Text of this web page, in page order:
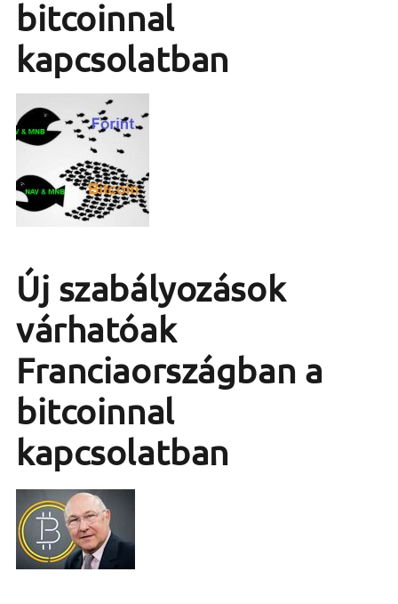
bitcoinnal
kapcsolatban
Új szabályozások
várhatóak
Franciaországban a
bitcoinnal
kapcsolatban